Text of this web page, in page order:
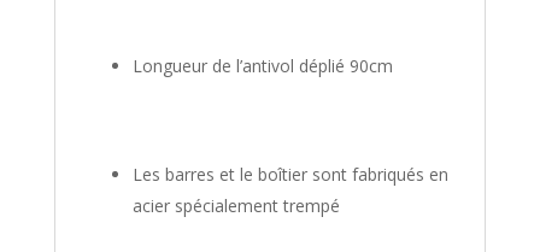
Longueur de l’antivol déplié 90cm
Les barres et le boîtier sont fabriqués en
acier spécialement trempé